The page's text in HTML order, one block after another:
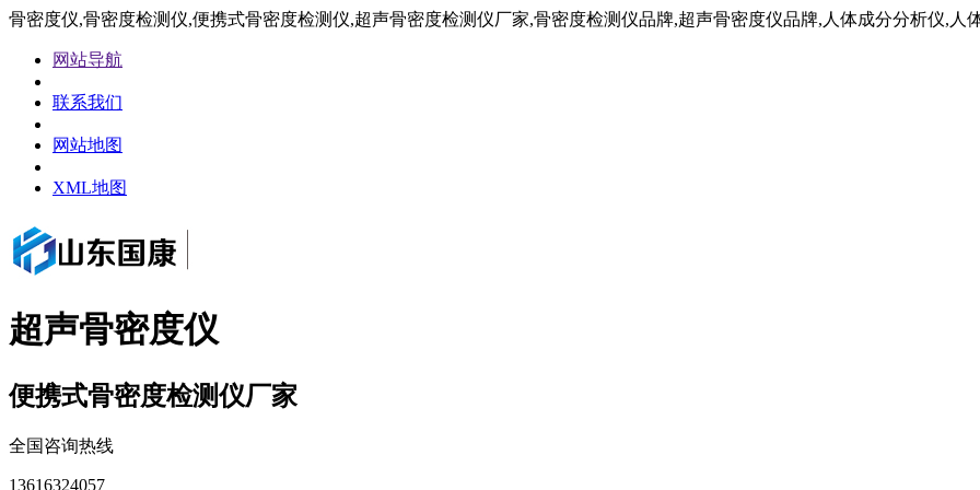
骨密度仪,骨密度检测仪,便携式骨密度检测仪,超声骨密度检测仪厂家,骨密度检测仪品牌,超声骨密度仪品牌,人体成分分析仪,人
网站导航
联系我们
网站地图
XML地图
超声骨密度仪
便携式骨密度检测仪厂家
全国咨询热线
13616324057